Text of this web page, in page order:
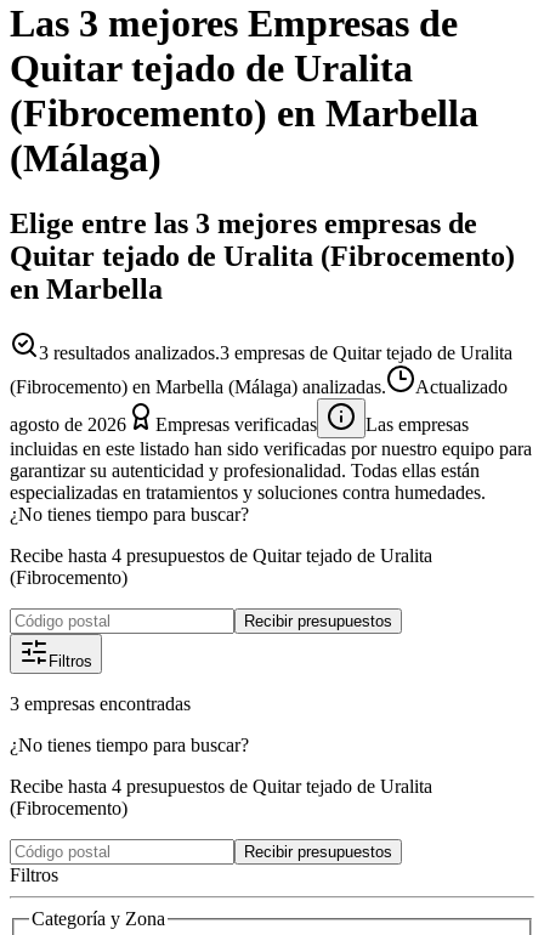
Las 3 mejores Empresas de
Quitar tejado de Uralita
(Fibrocemento) en Marbella
(Málaga)
Elige entre las 3 mejores empresas de
Quitar tejado de Uralita (Fibrocemento)
en Marbella
3 resultados analizados.3 empresas de Quitar tejado de Uralita
(Fibrocemento) en Marbella (Málaga) analizadas.
Actualizado
agosto de 2026
Empresas verificadas
Las empresas
incluidas en este listado han sido verificadas por nuestro equipo para
garantizar su autenticidad y profesionalidad. Todas ellas están
especializadas en tratamientos y soluciones contra humedades.
¿No tienes tiempo para buscar?
Recibe hasta 4 presupuestos de Quitar tejado de Uralita
(Fibrocemento)
Recibir presupuestos
Filtros
3 empresas encontradas
¿No tienes tiempo para buscar?
Recibe hasta 4 presupuestos de Quitar tejado de Uralita
(Fibrocemento)
Recibir presupuestos
Filtros
Categoría y Zona